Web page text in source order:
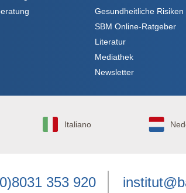
Gesundheitliche Risiken
SBM Online-Ratgeber
Literatur
Mediathek
Newsletter
Italiano
353 920